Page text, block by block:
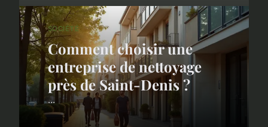
SOCIÉTÉ
Comment choisir une
entreprise de nettoyage
près de Saint-Denis ?
...